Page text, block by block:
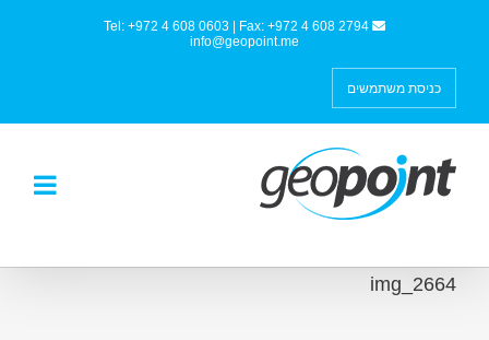
Tel: +972 4 608 0603 | Fax: +972 4 608 2794
info@geopoint.me
כניסת משתמשים
img_2664